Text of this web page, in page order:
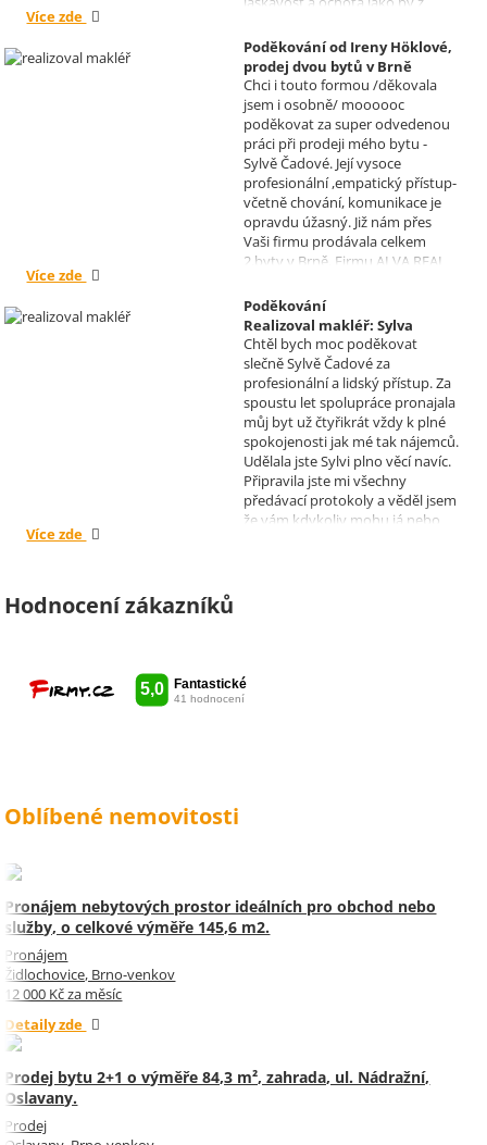
informace a děkuji za vaše úsilí.
Zatím se mějte moc a moc hezky.
S pozdravem Pavel Míšek
Více zde
Poděkování od Ireny Höklové,
prodej dvou bytů v Brně
Realizoval makléř: Sylva
Čadová
Chci i touto formou /děkovala
jsem i osobně/ moooooc
poděkovat za super odvedenou
práci při prodeji mého bytu -
Sylvě Čadové. Její vysoce
profesionální ,empatický přístup-
včetně chování, komunikace je
opravdu úžasný. Již nám přes
Vaši firmu prodávala celkem
2.byty v Brně. Firmu ALVA REAL
Krásné dny Vám a Vašim
zaměstnancům. Irena Höklová,
Brno
Více zde
Poděkování
Realizoval makléř: Sylva
Čadová
Chtěl bych moc poděkovat
slečně Sylvě Čadové za
profesionální a lidský přístup. Za
spoustu let spolupráce pronajala
můj byt už čtyřikrát vždy k plné
spokojenosti jak mé tak nájemců.
Udělala jste Sylvi plno věcí navíc.
Připravila jste mi všechny
předávací protokoly a věděl jsem
že vám kdykoliv mohu já nebo
Více zde
Hodnocení zákazníků
Oblíbené nemovitosti
Pronájem nebytových prostor ideálních pro obchod nebo
služby, o celkové výměře 145,6 m2.
Pronájem
Židlochovice, Brno-venkov
12 000 Kč za měsíc
Detaily zde
Prodej bytu 2+1 o výměře 84,3 m², zahrada, ul. Nádražní,
Oslavany.
Prodej